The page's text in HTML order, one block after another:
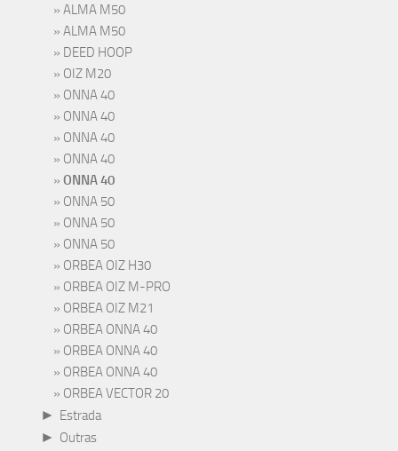
ALMA M50
ALMA M50
DEED HOOP
OIZ M20
ONNA 40
ONNA 40
ONNA 40
ONNA 40
ONNA 40
ONNA 50
ONNA 50
ONNA 50
ORBEA OIZ H30
ORBEA OIZ M-PRO
ORBEA OIZ M21
ORBEA ONNA 40
ORBEA ONNA 40
ORBEA ONNA 40
ORBEA VECTOR 20
► Estrada
► Outras